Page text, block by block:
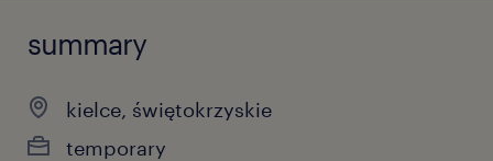
summary
kielce, świętokrzyskie
temporary